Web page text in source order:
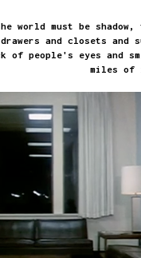
must be shadow,
and closets and
of people's eyes and
miles of